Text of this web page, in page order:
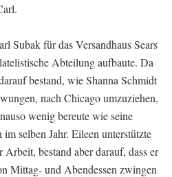
Subak für das Versandhaus Sears
Abteilung aufbaute. Da
bestand, wie Shanna Schmidt
nach Chicago umzuziehen,
wenig bereute wie seine
selben Jahr. Eileen unterstützte
bestand aber darauf, dass er
Mittag- und Abendessen zwingen